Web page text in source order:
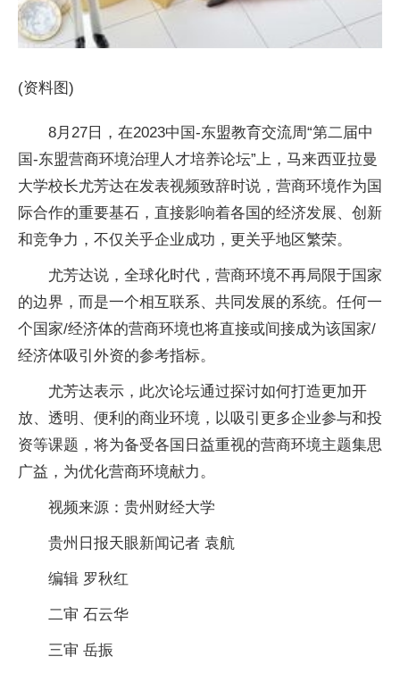
(资料图)
8月27日，在2023中国-东盟教育交流周“第二届中
国-东盟营商环境治理人才培养论坛”上，马来西亚拉曼
大学校长尤芳达在发表视频致辞时说，营商环境作为国
际合作的重要基石，直接影响着各国的经济发展、创新
和竞争力，不仅关乎企业成功，更关乎地区繁荣。
尤芳达说，全球化时代，营商环境不再局限于国家
的边界，而是一个相互联系、共同发展的系统。任何一
个国家/经济体的营商环境也将直接或间接成为该国家/
经济体吸引外资的参考指标。
尤芳达表示，此次论坛通过探讨如何打造更加开
放、透明、便利的商业环境，以吸引更多企业参与和投
资等课题，将为备受各国日益重视的营商环境主题集思
广益，为优化营商环境献力。
视频来源：贵州财经大学
贵州日报天眼新闻记者 袁航
编辑 罗秋红
二审 石云华
三审 岳振